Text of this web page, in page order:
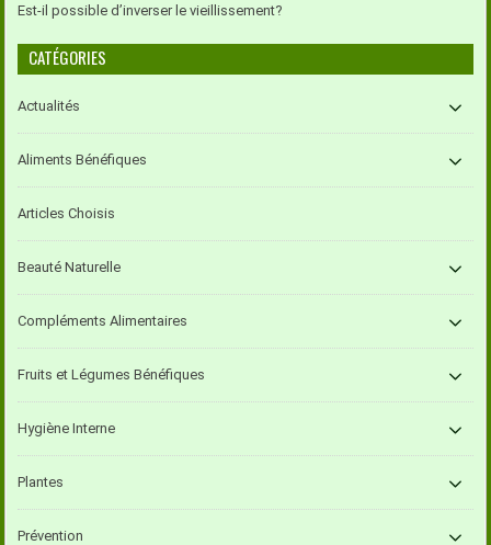
Est-il possible d’inverser le vieillissement?
CATÉGORIES
Actualités
Aliments Bénéfiques
Articles Choisis
Beauté Naturelle
Compléments Alimentaires
Fruits et Légumes Bénéfiques
Hygiène Interne
Plantes
Prévention